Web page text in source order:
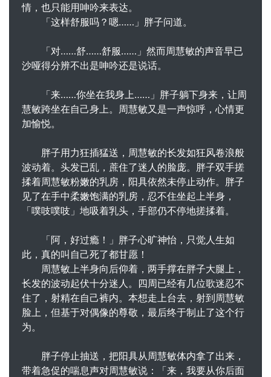
情，也只能用呻吟来表达。
「这样舒服吗？嗯……」胖子问道。
「对……舒……舒服……」然而周慧敏的声音早已
沙哑得分辨不出是呻吟还是说话。
「来……你坐在我身上……」胖子躺下身来，让周
慧敏跨坐在自己身上。周慧敏又是一声惊呼，心情更
加愉悦。
胖子用力狂插猛送，周慧敏的长发如狂风卷浪般
波动着。头发已乱，蔗住了迷人的脸庞。胖子双手搓
揉着周慧敏粉嫩的乳房，阳具依然未停止动作。胖子
见了在手中柔嫩饱满的乳房，忍不住坐起上半身，
「噗吱噗吱」地吸着乳头，手部仍不停地搓揉着。
「阿，好过瘾！」胖子心旷神怡，只觉人生如
此，真的叫自己死了都甘愿！
周慧敏上半身向后仰着，两手撑在胖子大腿上，
长发的波动起伏十分迷人。四周已经有几位歌迷忍不
住了，射精在自己裤内。本想走上台去，射到周慧敏
脸上，但基于对偶像的尊敬，最后终于制止了这个行
为。
胖子停止抽送，把阳具从周慧敏体内拿了出来，
带着急促的喘息声对周慧敏说：「来，我要从你后面